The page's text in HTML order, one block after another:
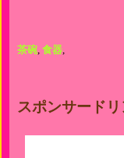
茶碗, 食器,
スポンサードリ